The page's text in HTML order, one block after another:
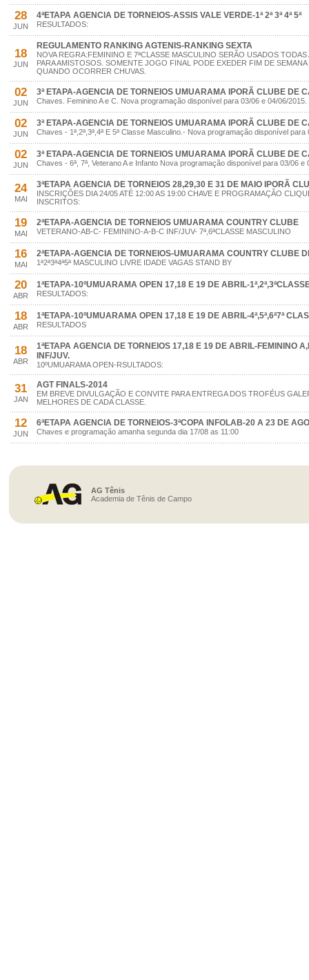
28
JUN
4ªETAPA AGENCIA DE TORNEIOS-ASSIS VALE VERDE-1ª 2ª 3ª 4ª 5ª
RESULTADOS:
18
JUN
REGULAMENTO RANKING AGTENIS-RANKING SEXTA
NOVA REGRA:FEMININO E 7ªCLASSE MASCULINO SERÃO USADOS
PARA AMISTOSOS. SOMENTE JOGO FINAL PODE EXEDER FIM DE
QUANDO OCORRER CHUVAS.
02
JUN
3ª ETAPA-AGENCIA DE TORNEIOS UMUARAMA IPORÃ CLUBE DE
Chaves. Feminino A e C. Nova programação disponível para 03/06 e 04/06/2015.
02
JUN
3ª ETAPA-AGENCIA DE TORNEIOS UMUARAMA IPORÃ CLUBE DE
Chaves - 1ª,2ª,3ª,4ª E 5ª Classe Masculino.- Nova programação disponível para
02
JUN
3ª ETAPA-AGENCIA DE TORNEIOS UMUARAMA IPORÃ CLUBE DE
Chaves - 6ª, 7ª, Veterano A e Infanto Nova programação disponível para 03/06 e
24
MAI
3ªETAPA AGENCIA DE TORNEIOS 28,29,30 E 31 DE MAIO IPORÃ
INSCRIÇÕES DIA 24/05 ATÉ 12:00 AS 19:00 CHAVE E PROGRAMAÇÃO
INSCRITOS:
19
MAI
2ªETAPA-AGENCIA DE TORNEIOS UMUARAMA COUNTRY CLUBE
VETERANO-AB-C- FEMININO-A-B-C INF/JUV- 7ª,6ªCLASSE MASCULINO
16
MAI
2ªETAPA-AGENCIA DE TORNEIOS-UMUARAMA COUNTRY CLUBE
1ª2ª3ª4ª5ª MASCULINO LIVRE IDADE VAGAS STAND BY
20
ABR
1ªETAPA-10ºUMUARAMA OPEN 17,18 E 19 DE ABRIL-
RESULTADOS:
18
ABR
1ªETAPA-10ºUMUARAMA OPEN 17,18 E 19 DE ABRIL-4ª,5ª,6ª7ª
RESULTADOS
18
ABR
1ªETAPA AGENCIA DE TORNEIOS 17,18 E 19 DE ABRIL-FEMININO
INF/JUV.
10ºUMUARAMA OPEN-RSULTADOS:
31
JAN
AGT FINALS-2014
EM BREVE DIVULGAÇÃO E CONVITE PARA ENTREGA DOS TROFÉUS
MELHORES DE CADA CLASSE.
12
JUN
6ªETAPA AGENCIA DE TORNEIOS-3ªCOPA INFOLAB-20 A 23 DE
Chaves e programação amanha segunda dia 17/08 as 11:00
AG Tênis
Academia de Tênis de Campo